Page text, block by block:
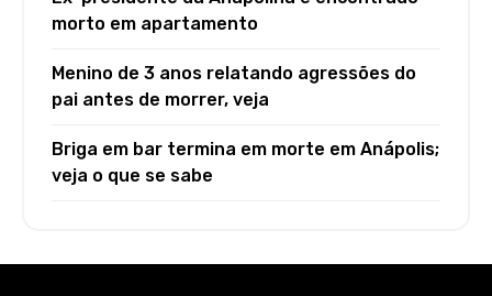
morto em apartamento
Menino de 3 anos relatando agressões do
pai antes de morrer, veja
Briga em bar termina em morte em Anápolis;
veja o que se sabe